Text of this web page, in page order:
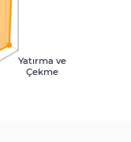
Yatırma ve
Çekme